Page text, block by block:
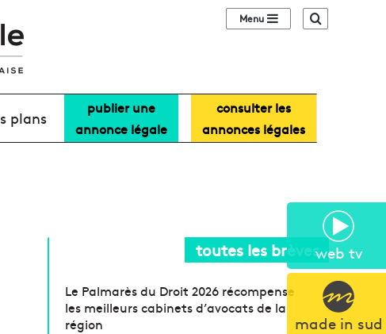
web tv
made in sud
Sidebar (barre
plans
publier une
annonce légale
consulter les
annonces légales
toutes les brèves
Le Palmarès du Droit 2026 récompense
les meilleurs cabinets d’avocats de la
région